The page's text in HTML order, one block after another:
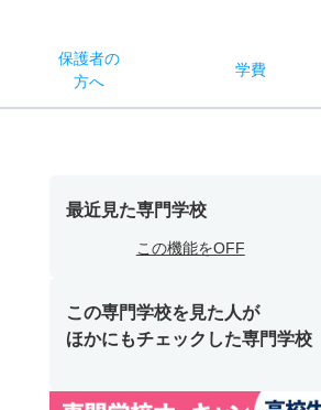
保護者の
方へ
学費
最近見た専門学校
この機能をOFF
この専門学校を見た人が
ほかにもチェックした専門学校